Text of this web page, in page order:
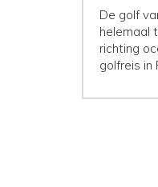
De golf
helemaal
richting
golfreis in